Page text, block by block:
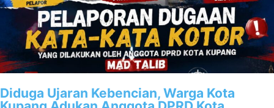
Diduga Ujaran Kebencian, Warga Kota